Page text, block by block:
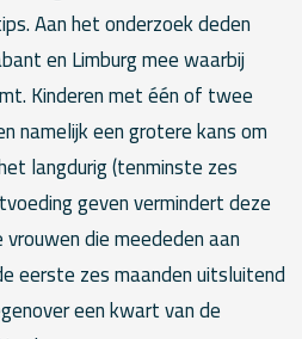
Aan het onderzoek deden
en Limburg mee waarbij
Kinderen met één of twee
namelijk een grotere kans om
langdurig (tenminste zes
geven vermindert deze
die meededen aan
eerste zes maanden uitsluitend
een kwart van de